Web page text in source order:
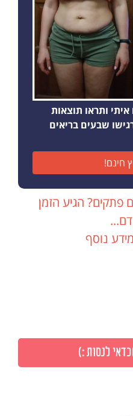
ותראו תוצאות
ימים, תרגישו שבעים בריאים
חינם!
פתקים? הגיע הזמן
נוסף
לנסות :)